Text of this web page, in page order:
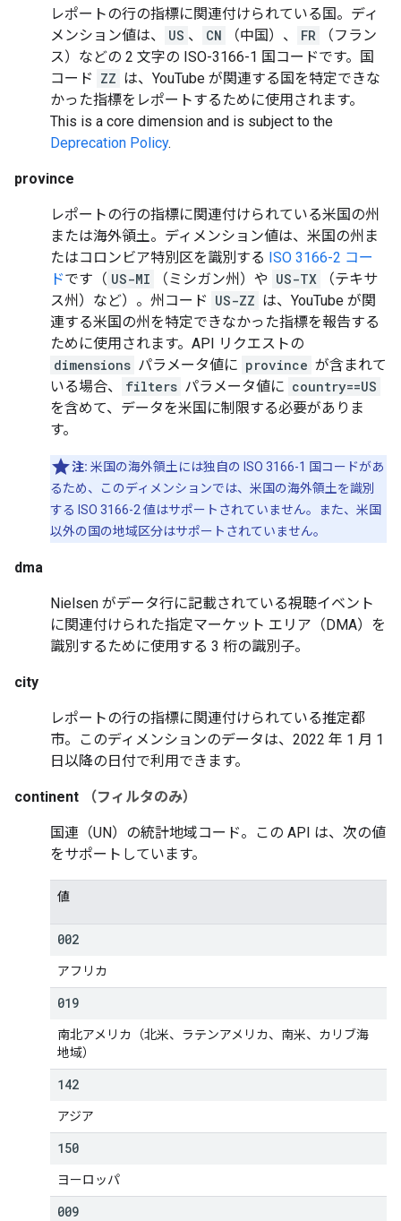
レポートの行の指標に関連付けられている国。ディ
メンション値は、
US 、 CN （中国）、 FR
（フラン
ス）などの 2 文字の ISO-3166-1 国コードです。国
コード ZZ は、YouTube が関連する国を特定できな
かった指標をレポートするために使用されます。
This is a core dimension and is subject to the
Deprecation Policy.
province
レポートの行の指標に関連付けられている米国の州
または海外領土。ディメンション値は、米国の州ま
たはコロンビア特別区を識別する ISO 3166-2 コー
ドです（ US-MI （ミシガン州）や US-TX
（テキサ
ス州）など）。州コード US-ZZ は、YouTube が関
連する米国の州を特定できなかった指標を報告する
ために使用されます。API リクエストの
dimensions パラメータ値に province が含まれて
いる場合、
filters パラメータ値に country==US
を含めて、データを米国に制限する必要がありま
す。
注: 米国の海外領土には独自の ISO 3166-1 国コードがあ
るため、このディメンションでは、米国の海外領土を識別
する ISO 3166-2 値はサポートされていません。また、米国
以外の国の地域区分はサポートされていません。
dma
Nielsen がデータ行に記載されている視聴イベント
に関連付けられた指定マーケット エリア（DMA）を
識別するために使用する 3 桁の識別子。
city
レポートの行の指標に関連付けられている推定都
市。このディメンションのデータは、2022 年 1 月 1
日以降の日付で利用できます。
continent （フィルタのみ）
国連（UN）の統計地域コード。この API は、次の値
をサポートしています。
値
002
アフリカ
019
南北アメリカ（北米、ラテンアメリカ、南米、カリブ海
地域）
142
アジア
150
ヨーロッパ
009